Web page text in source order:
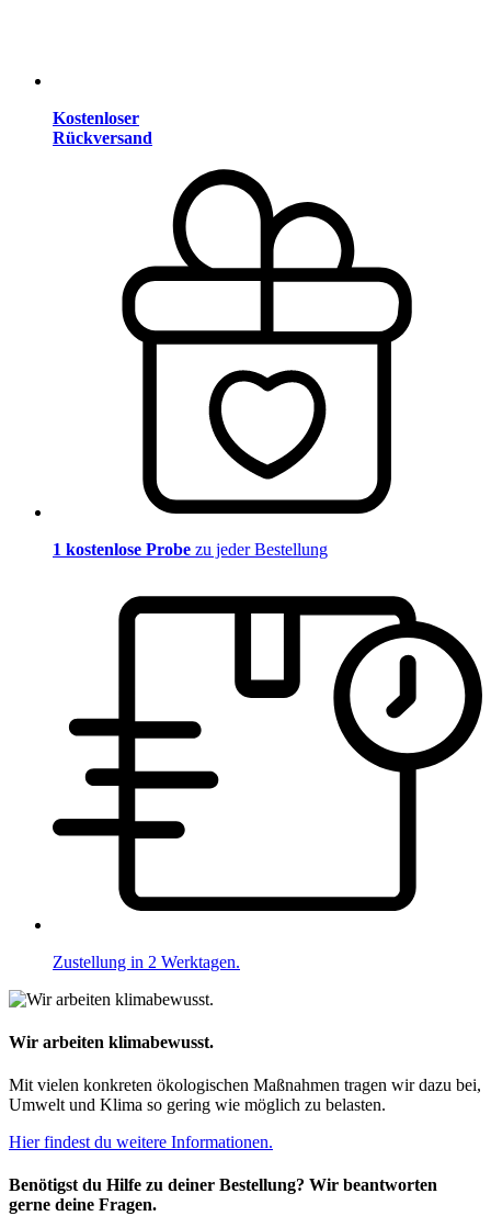
Kostenloser
Rückversand
1 kostenlose Probe zu jeder Bestellung
Zustellung in 2 Werktagen.
Wir arbeiten klimabewusst.
Mit vielen konkreten ökologischen Maßnahmen tragen wir dazu bei,
Umwelt und Klima so gering wie möglich zu belasten.
Hier findest du weitere Informationen.
Benötigst du Hilfe zu deiner Bestellung? Wir beantworten
gerne deine Fragen.